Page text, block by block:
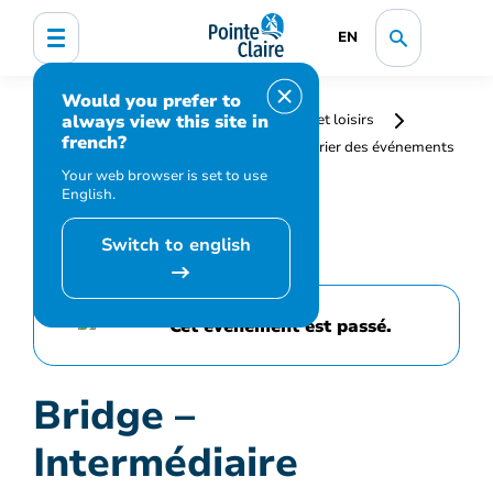
EN
Would you prefer to
always view this site in
french?
Your web browser is set to use
English.
Switch to english
Accueil
Bibliothèque, culture, sports et loisirs
Programmation et inscription
Calendrier des événements
et activités
Bridge – Intermédiaire
Cet événement est passé.
Bridge –
Intermédiaire